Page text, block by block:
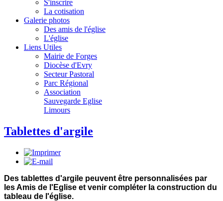
S'inscrire
La cotisation
Galerie photos
Des amis de l'église
L'église
Liens Utiles
Mairie de Forges
Diocèse d'Evry
Secteur Pastoral
Parc Régional
Association
Sauvegarde Eglise
Limours
Tablettes d'argile
Des tablettes d'argile peuvent être personnalisées par
les Amis de l'Eglise et venir compléter la construction du
tableau de l'église.